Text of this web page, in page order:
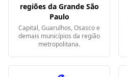
regiões da Grande São
Paulo
Capital, Guarulhos, Osasco e
demais municípios da região
metropolitana.